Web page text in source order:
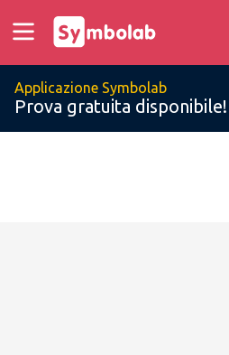
Applicazione Symbolab
Prova gratuita disponibile!